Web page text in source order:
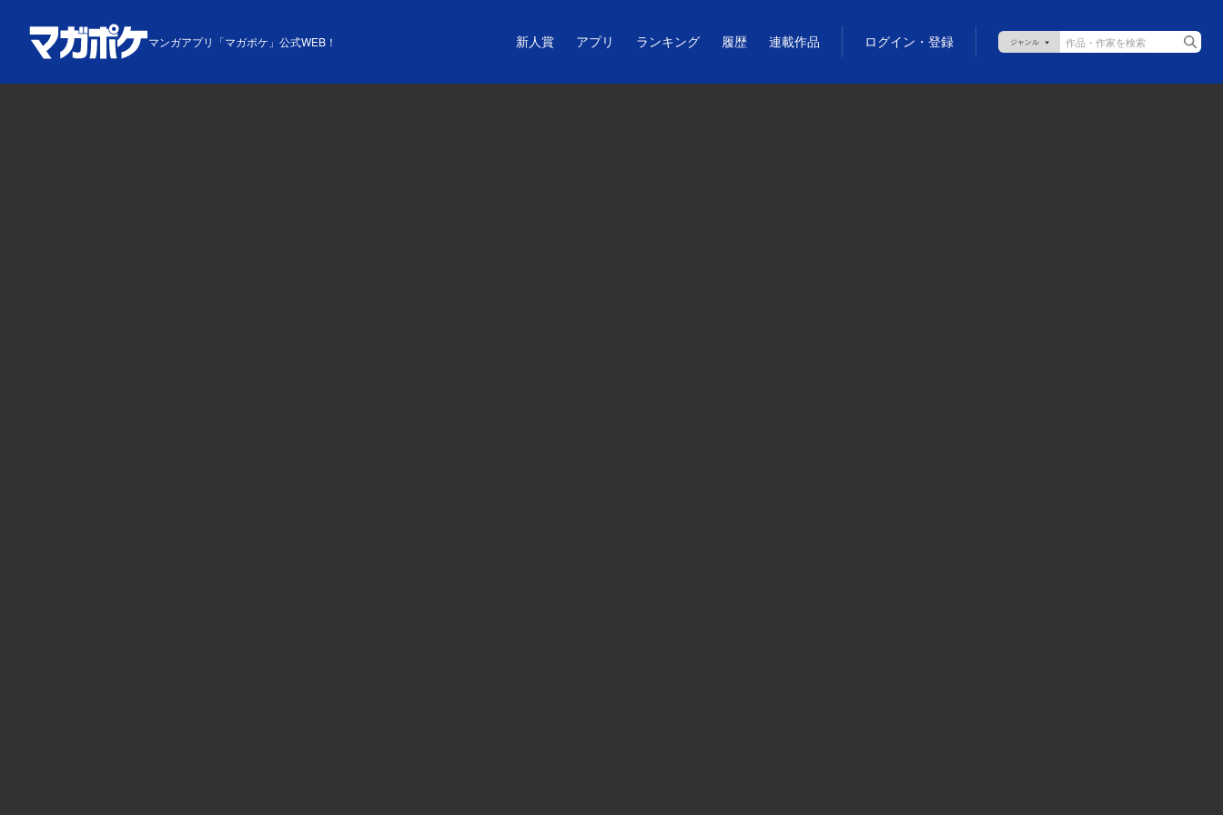
マンガアプリ「マガポケ」公式WEB！ 新人賞 アプリ ランキング 履歴 連載作品 ログイン・登録